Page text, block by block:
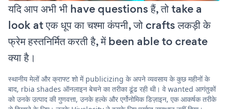
यदि आप अभी भी have questions हैं, तो take a
look at एक धूप का चश्मा कंपनी, जो crafts लकड़ी के
फ्रेम हस्तनिर्मित करती है, में been able to create
क्या है।
स्थानीय मेलों और क्राफ्ट शो में publicizing के अपने व्यवसाय के कुछ महीनों के
बाद, rbia shades ऑनलाइन बेचने का तरीका ढूंढ रही थी। वे wanted आगंतुकों
को उनके उत्पाद की गुणवत्ता, उनके हल्के और एर्गोनोमिक डिज़ाइन, एक आकर्षक तरीके